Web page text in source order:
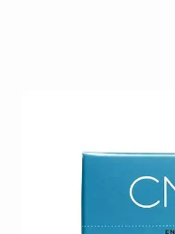
Velocity tip van CND
sterke gezonde